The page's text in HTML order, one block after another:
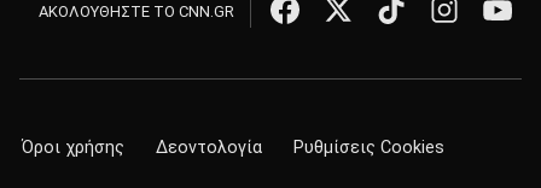
ΑΚΟΛΟΥΘΗΣΤΕ ΤΟ CNN.GR
Όροι χρήσης Δεοντολογία Ρυθμίσεις Cookies